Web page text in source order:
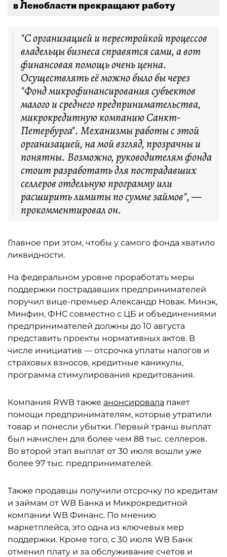
в Ленобласти прекращают работу
"С организацией и перестройкой процессов
владельцы бизнеса справятся сами, а вот
финансовая помощь очень ценна.
Осуществлять её можно было бы через
"Фонд микрофинансирования субъектов
малого и среднего предпринимательства,
микрокредитную компанию Санкт-
Петербурга". Механизмы работы с этой
организацией, на мой взгляд, прозрачны и
понятны. Возможно, руководителям фонда
стоит разработать для пострадавших
селлеров отдельную программу или
расширить лимиты по сумме займов", —
прокомментировал он.
Главное при этом, чтобы у самого фонда хватило
ликвидности.
На федеральном уровне проработать меры
поддержки пострадавших предпринимателей
поручил вице-премьер Александр Новак. Минэк,
Минфин, ФНС совместно с ЦБ и объединениями
предпринимателей должны до 10 августа
представить проекты нормативных актов. В
числе инициатив — отсрочка уплаты налогов и
страховых взносов, кредитные каникулы,
программа стимулирования кредитования.
Компания RWB также анонсировала пакет
помощи предпринимателям, которые утратили
товар и понесли убытки. Первый транш выплат
был начислен для более чем 88 тыс. селлеров.
Во второй этап выплат от 30 июля вошли уже
более 97 тыс. предпринимателей.
Также продавцы получили отсрочку по кредитам
и займам от WB Банка и Микрокредитной
компании WB Финанс. По мнению
маркетплейса, это одна из ключевых мер
поддержки. Кроме того, с 30 июля WB Банк
отменил плату и за обслуживание счетов и